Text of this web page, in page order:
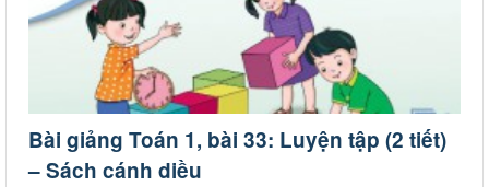
Bài giảng Toán 1, bài 33: Luyện tập (2 tiết)
– Sách cánh diều